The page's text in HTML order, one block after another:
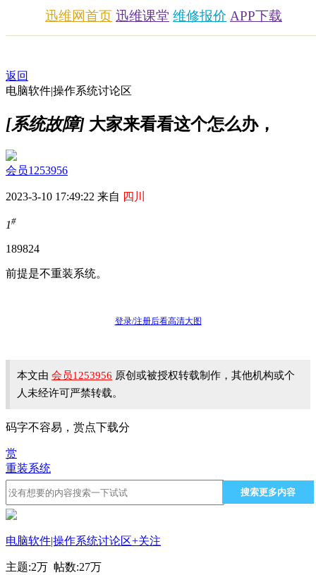
迅维网首页 迅维课堂 维修报价 APP下载
返回
电脑软件|操作系统讨论区
[系统故障] 大家来看看这个怎么办，
会员1253956
2023-3-10 17:49:22 来自 四川
1#
189824
前提是不重装系统。
登录/注册后看高清大图
本文由 会员1253956 原创或被授权转载制作，其他机构或个
人未经许可严禁转载。
码字不容易，赏点下载分
赏
重装系统
搜索更多内容
电脑软件|操作系统讨论区+关注
主题:2万 帖数:27万